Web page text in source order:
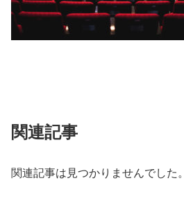
関連記事
関連記事は見つかりませんでした。